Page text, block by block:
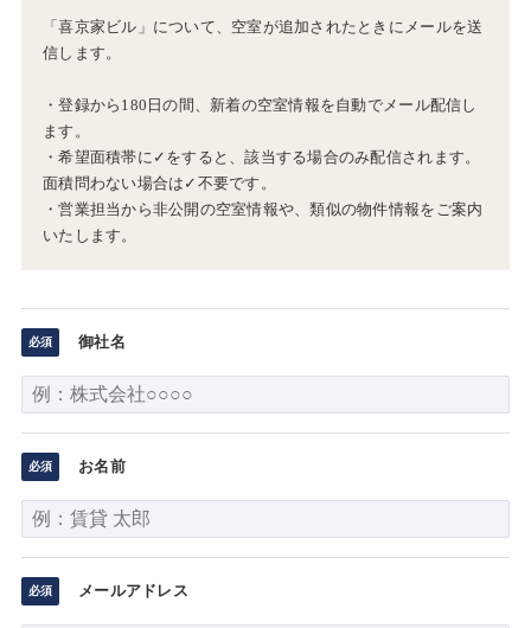
「喜京家ビル」について、空室が追加されたときにメールを送
信します。
・登録から180日の間、新着の空室情報を自動でメール配信し
ます。
・希望面積帯に✓をすると、該当する場合のみ配信されます。
面積問わない場合は✓不要です。
・営業担当から非公開の空室情報や、類似の物件情報をご案内
いたします。
御社名
お名前
メールアドレス